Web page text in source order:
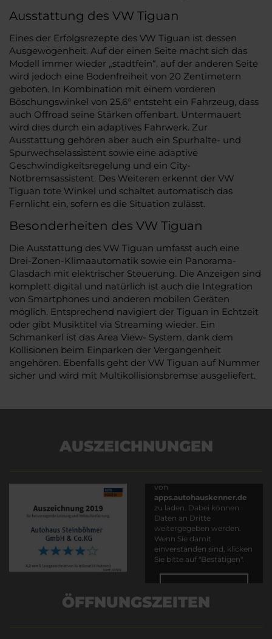
Ausstattung des VW Tiguan
Eines der Erfolgsrezepte des VW Tiguan ist dessen
Ausgewogenheit. Auf der einen Seite macht sich das
Modell immer wieder „stadtfein“, auf der anderen Seite
wird jedoch eine Bodenfreiheit von 20 Zentimetern
geboten. In Kombination mit einem vorderen
Böschungswinkel von 25,6° entsteht ein Fahrzeug, dass
auch Offroad seine Stärken offenbart. Untermauert
wird dies durch ein adaptives Fahrwerk. Zur
Ausstattung gehören aber auch ein Spurhalte- und
Spurwechselassistent sowie eine adaptive
Geschwindigkeitsregelung und ein City-
Notbremsassistent. Des Weiteren erkennt der VW
Tiguan tote Winkel und schaltet automatisch das
Fernlicht ein, sofern es die Situation zulässt.
Besonderheiten des VW Tiguan
Die Ausstattung des VW Tiguan umfasst auch eine
Drei-Zonen-Klimaautomatik sowie ein Panorama-
Glasdach mit elektrischer Steuerung. Die Anzeigen sind
komplett digital und natürlich ist auch die Integration
von Smartphones und anderen mobilen Geräten
möglich. Entsprechend navigiert der Tiguan in Echtzeit
oder gibt Musiktitel via Streaming wieder. Ein
Schmankerl ist das Area View- System, dank dem
Kollisionen beim Einparken der Vergangenheit
angehören. Ebenfalls geht der VW Tiguan auf Nummer
sicher und wird mit Multikollisionsbremse ausgeliefert.
AUSZEICHNUNGEN
von
apps.autohauskenner.de
zu laden. Dabei können
Daten an Dritte
weitergegeben werden.
Wenn Sie damit
einverstanden sind, klicken
Sie bitte auf "Bestätigen".
ÖFFNUNGSZEITEN